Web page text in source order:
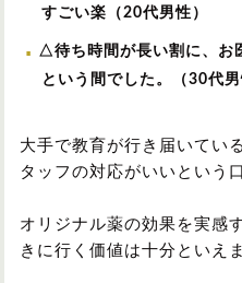
すごい楽（20代男性）
△待ち時間が長い割に、お
という間でした。（30代男
大手で教育が行き届いてい
タッフの対応がいいという
オリジナル薬の効果を実感
きに行く価値は十分といえ